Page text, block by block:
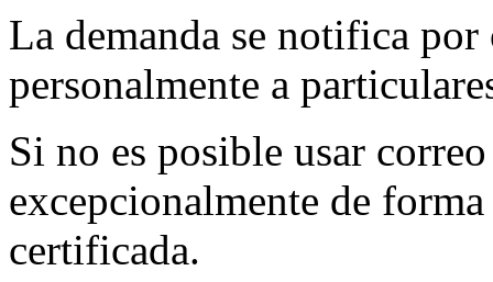
La demanda se notifica
personalmente a
Si no es posible usar
excepcionalmente de
certificada.